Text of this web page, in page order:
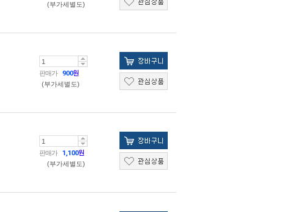
(부가세별도)
판매가 900원
(부가세별도)
판매가 1,100원
(부가세별도)